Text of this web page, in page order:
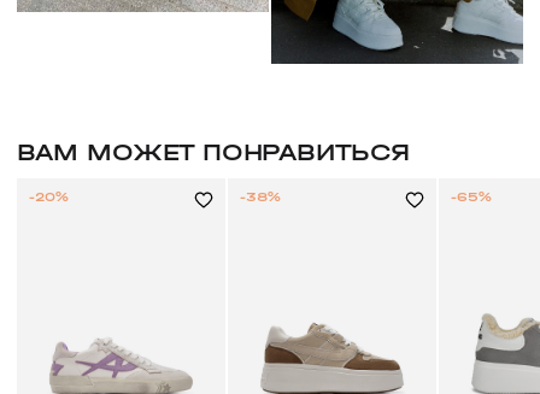
ВАМ МОЖЕТ ПОНРАВИТЬСЯ
-20% -38% -65%